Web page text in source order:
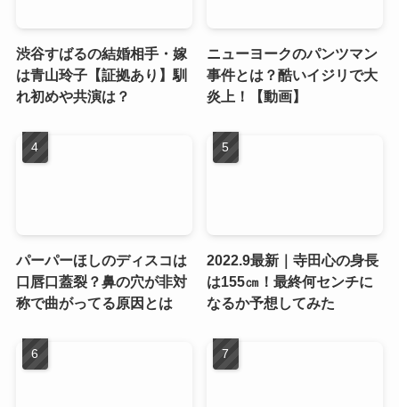
渋谷すばるの結婚相手・嫁
は青山玲子【証拠あり】馴
れ初めや共演は？
ニューヨークのパンツマン
事件とは？酷いイジリで大
炎上！【動画】
パーパーほしのディスコは
口唇口蓋裂？鼻の穴が非対
称で曲がってる原因とは
2022.9最新｜寺田心の身長
は155㎝！最終何センチに
なるか予想してみた